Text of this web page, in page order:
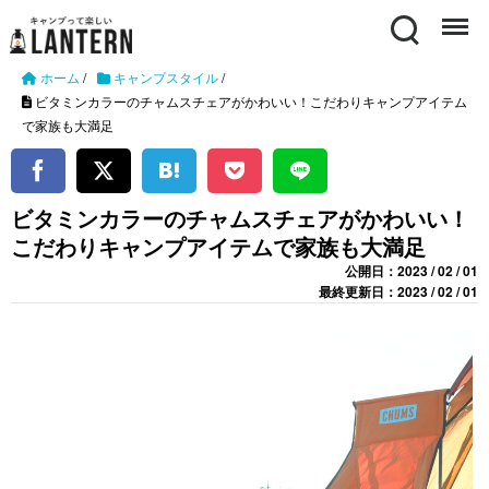
Search Menu
ホーム / キャンプスタイル/
ビタミンカラーのチャムスチェアがかわいい！こだわりキャンプアイテム
で家族も大満足
ビタミンカラーのチャムスチェアがかわいい！
こだわりキャンプアイテムで家族も大満足
公開日：2023 / 02 / 01
最終更新日：2023 / 02 / 01